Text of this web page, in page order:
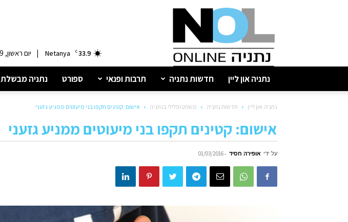
נתניה
33.9
C
Netanya
| יום ראשון, 9 אוגוסט, 2026
נתניה און ליין חדשות נתניה תרבות ופנאי ספורט נתניה מבשלת
נתניה און ליין חדשות נתניה משפט ופלילי בנתניה אישום: קטינים תקפו בני מיעוטים ממניע גזעני
אישום: קטינים תקפו בני מיעוטים ממניע גזעני
על ידי אופירה חסיד -
01/03/2016